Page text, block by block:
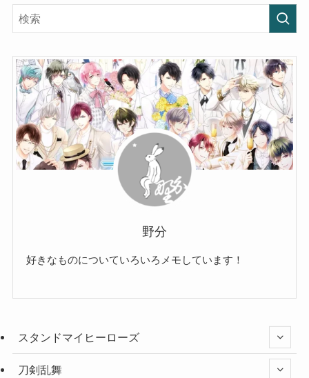
野分
好きなものについていろいろメモしています！
スタンドマイヒーローズ
刀剣乱舞